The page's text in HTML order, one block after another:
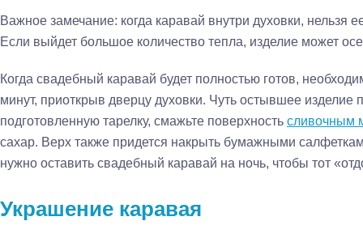
Важное замечание: когда каравай внутри духовки, нельзя
Если выйдет большое количество тепла, изделие может
Когда свадебный каравай будет полностью готов,
минут, приоткрыв дверцу духовки. Чуть остывшее изделие
подготовленную тарелку, смажьте поверхность сливочным
сахар. Верх также придется накрыть бумажными
нужно оставить свадебный каравай на ночь, чтобы тот
Украшение каравая